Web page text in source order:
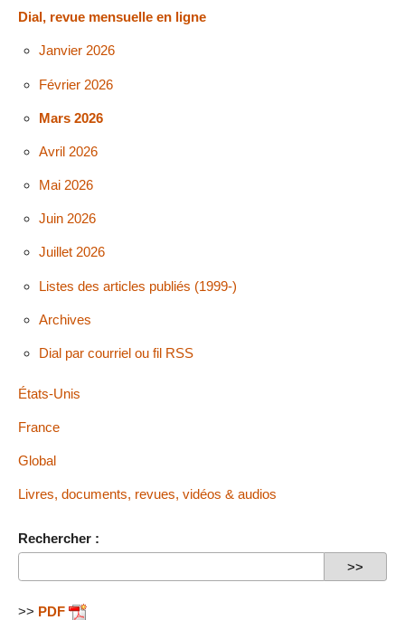
Dial, revue mensuelle en ligne
Janvier 2026
Février 2026
Mars 2026
Avril 2026
Mai 2026
Juin 2026
Juillet 2026
Listes des articles publiés (1999-)
Archives
Dial par courriel ou fil RSS
États-Unis
France
Global
Livres, documents, revues, vidéos & audios
Rechercher :
>> PDF